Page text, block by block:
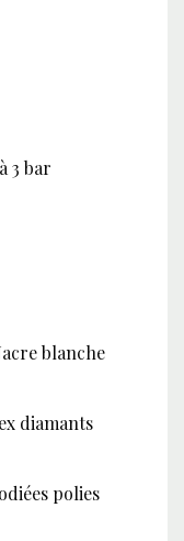
3 bar
blanche
diamants
polies